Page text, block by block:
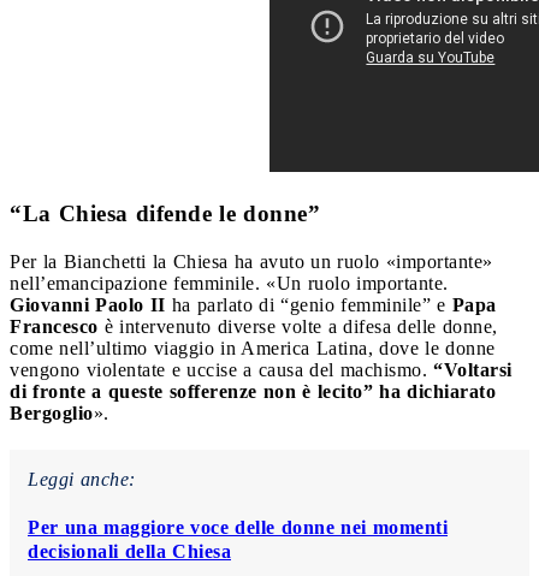
“La Chiesa difende le donne”
Per la Bianchetti la Chiesa ha avuto un ruolo «importante»
nell’emancipazione femminile. «Un ruolo importante.
Giovanni Paolo II ha parlato di “genio femminile” e Papa
Francesco è intervenuto diverse volte a difesa delle donne,
come nell’ultimo viaggio in America Latina, dove le donne
vengono violentate e uccise a causa del machismo. “Voltarsi
di fronte a queste sofferenze non è lecito” ha dichiarato
Bergoglio».
Leggi anche:
Per una maggiore voce delle donne nei momenti
decisionali della Chiesa